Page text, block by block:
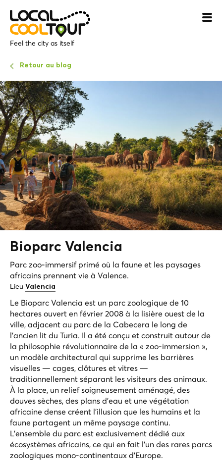
Feel the city as itself
Retour au blog
Bioparc Valencia
Parc zoo-immersif primé où la faune et les paysages
africains prennent vie à Valence.
Lieu Valencia
Le Bioparc Valencia est un parc zoologique de 10
hectares ouvert en février 2008 à la lisière ouest de la
ville, adjacent au parc de la Cabecera le long de
l'ancien lit du Turia. Il a été conçu et construit autour de
la philosophie révolutionnaire de la « zoo-immersion »,
un modèle architectural qui supprime les barrières
visuelles — cages, clôtures et vitres —
traditionnellement séparant les visiteurs des animaux.
À la place, un relief soigneusement aménagé, des
douves sèches, des plans d'eau et une végétation
africaine dense créent l'illusion que les humains et la
faune partagent un même paysage continu.
L'ensemble du parc est exclusivement dédié aux
écosystèmes africains, ce qui en fait l'un des rares parcs
zoologiques mono-continentaux d'Europe.